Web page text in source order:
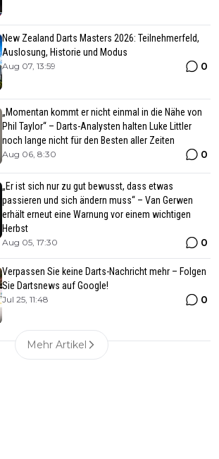
New Zealand Darts Masters 2026: Teilnehmerfeld,
Auslosung, Historie und Modus
Aug 07, 13:59 0
„Momentan kommt er nicht einmal in die Nähe von
Phil Taylor“ – Darts-Analysten halten Luke Littler
noch lange nicht für den Besten aller Zeiten
Aug 06, 8:30 0
„Er ist sich nur zu gut bewusst, dass etwas
passieren und sich ändern muss“ – Van Gerwen
erhält erneut eine Warnung vor einem wichtigen
Herbst
Aug 05, 17:30 0
Verpassen Sie keine Darts-Nachricht mehr – Folgen
Sie Dartsnews auf Google!
Jul 25, 11:48 0
Mehr Artikel